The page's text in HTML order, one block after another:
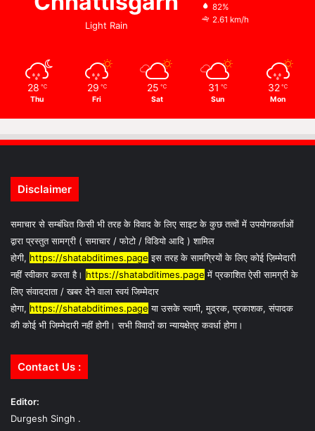
Light Rain
82%
2.61 km/h
28 ℃
Thu
29 ℃
Fri
25 ℃
Sat
31 ℃
Sun
32 ℃
Mon
Disclaimer
समाचार से सम्बंधित किसी भी तरह के विवाद के लिए साइट के कुछ तत्वों में उपयोगकर्ताओं
द्वारा प्रस्तुत सामग्री ( समाचार / फोटो / विडियो आदि ) शामिल
होगी, https://shatabditimes.page इस तरह के सामग्रियों के लिए कोई ज़िम्मेदारी
नहीं स्वीकार करता है। https://shatabditimes.page में प्रकाशित ऐसी सामग्री के
लिए संवाददाता / खबर देने वाला स्वयं जिम्मेदार
होगा, https://shatabditimes.page या उसके स्वामी, मुद्रक, प्रकाशक, संपादक
की कोई भी जिम्मेदारी नहीं होगी। सभी विवादों का न्यायक्षेत्र कवर्धा होगा।
Contact Us :
Editor:
Durgesh Singh .